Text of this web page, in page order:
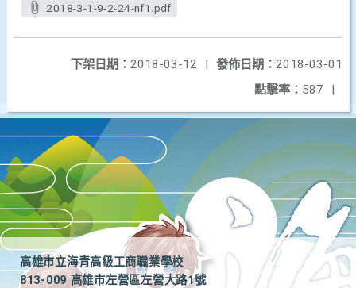
2018-3-1-9-2-24-nf1.pdf
發佈日期： 2018-03-01
下架日期： 2018-03-12
|
點擊率： 587 |
高雄市立海青高級工商職業學校
813-009 高雄市左營區左營大路1號